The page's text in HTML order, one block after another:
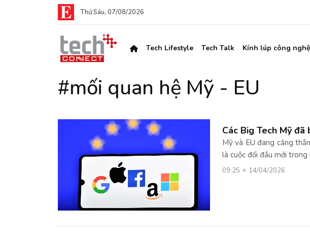
Thứ Sáu, 07/08/2026
Tech Lifestyle Tech Talk Kính lúp công nghệ
#mối quan hệ Mỹ - EU
Các Big Tech Mỹ
Mỹ và EU đang căng
là cuộc đối đầu mới trong
09:25 14/04/2026